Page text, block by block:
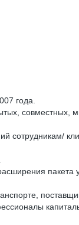
года.
совместных,
сотрудникам/